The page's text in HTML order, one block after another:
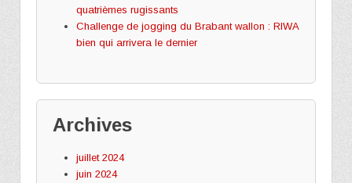
quatrièmes rugissants
Challenge de jogging du Brabant wallon : RIWA
bien qui arrivera le dernier
Archives
juillet 2024
juin 2024